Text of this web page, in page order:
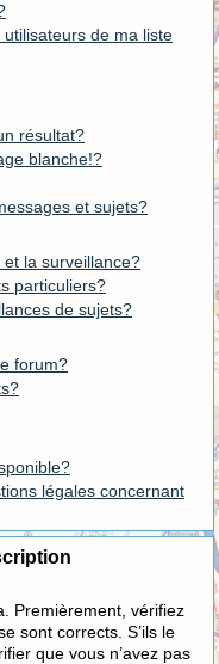
de ma liste
résultat?
blanche!?
et sujets?
la surveillance?
particuliers?
de sujets?
forum?
légales concernant
Premièrement, vérifiez
sont corrects. S’ils le
que vous n’avez pas